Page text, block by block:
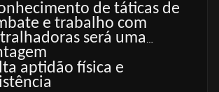
de táticas de
e trabalho com
será uma
aptidão física e